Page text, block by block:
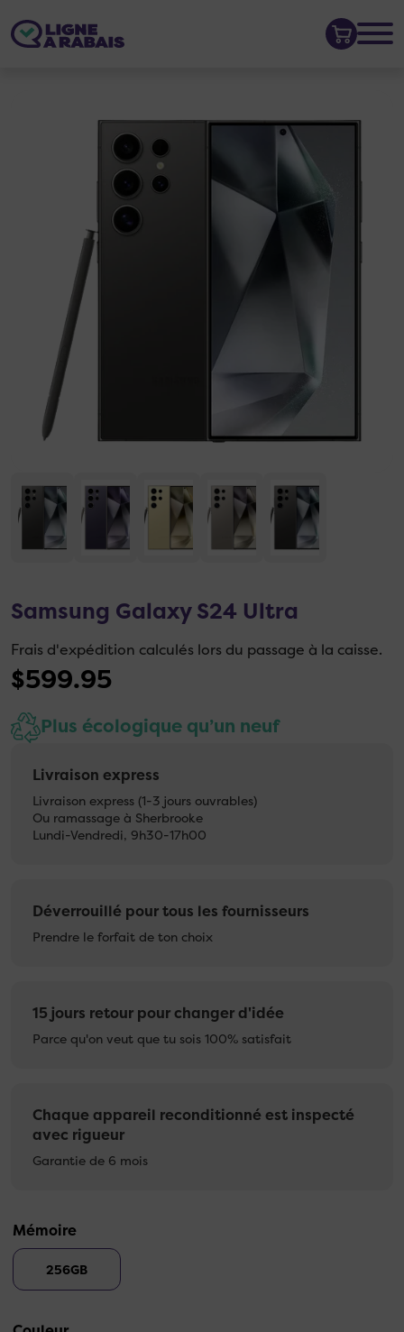
Samsung Galaxy S24 Ultra
Frais d'expédition calculés lors du passage à la caisse.
$599.95
Plus écologique qu’un neuf
Livraison express
Livraison express (1-3 jours ouvrables)
Ou ramassage à Sherbrooke
Lundi-Vendredi, 9h30-17h00
Déverrouillé pour tous les fournisseurs
Prendre le forfait de ton choix
15 jours retour pour changer d'idée
Parce qu'on veut que tu sois 100% satisfait
Chaque appareil reconditionné est inspecté
avec rigueur
Garantie de 6 mois
Mémoire
256GB